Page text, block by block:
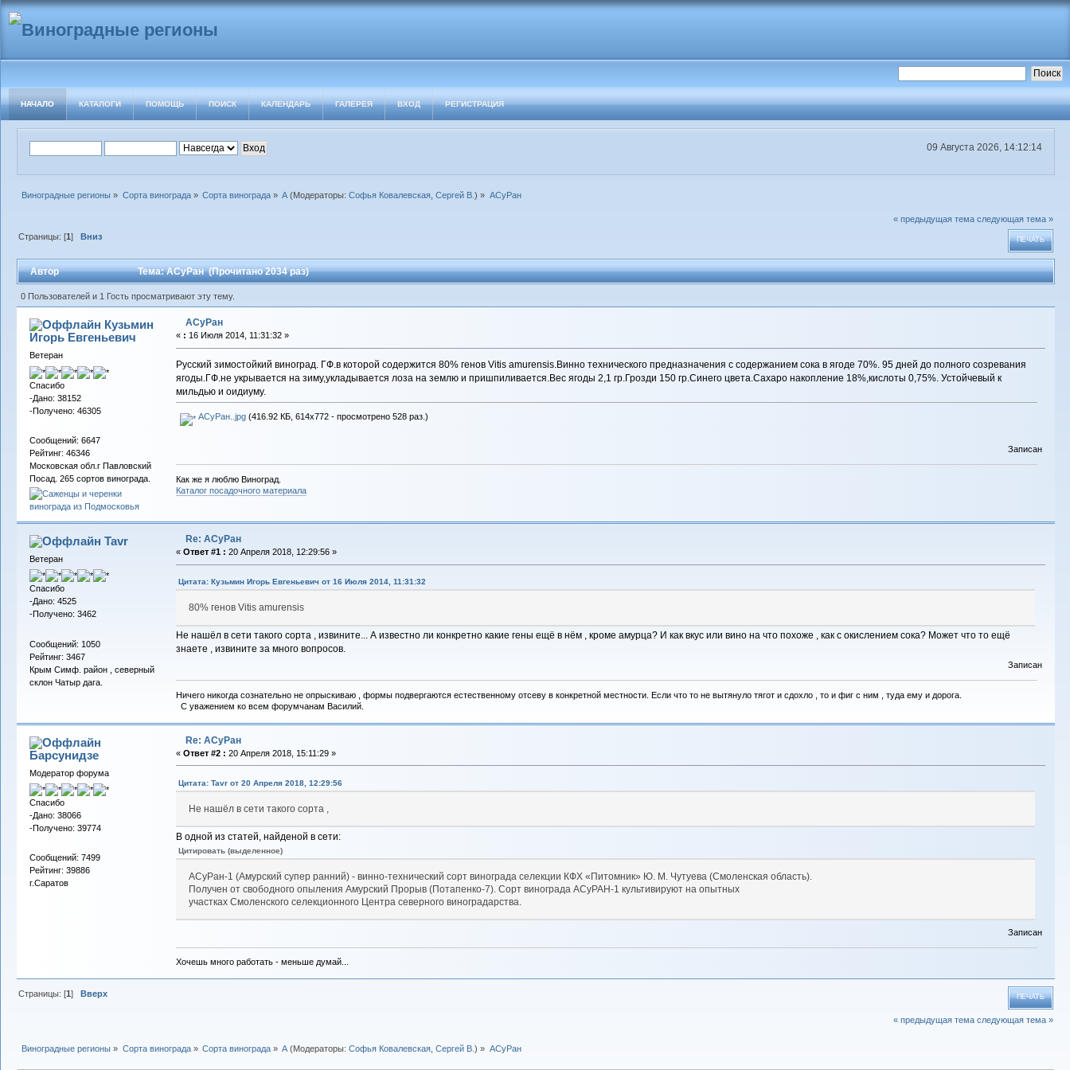
НАЧАЛО КАТАЛОГИ ПОМОЩЬ ПОИСК КАЛЕНДАРЬ ГАЛЕРЕЯ ВХОД РЕГИСТРАЦИЯ
09 Августа 2026, 14:12:14
Виноградные регионы » Сорта винограда» Сорта винограда» А (Модераторы:Софья Ковалевская,Сергей В.) » АСуРан
« предыдущая тема следующая тема »
ПЕЧАТЬ
Страницы: [1] Вниз
Автор Тема: АСуРан (Прочитано 2034 раз)
0 Пользователей и 1 Гость просматривают эту тему.
Кузьмин
Игорь Евгеньевич
Ветеран
Спасибо
-Дано: 38152
-Получено: 46305
Сообщений: 6647
Рейтинг: 46346
Московская обл.г Павловский
Посад. 265 сортов винограда.
АСуРан
« : 16 Июля 2014, 11:31:32 »
Русский зимостойкий виноград. ГФ.в которой содержится 80% генов Vitis amurensis.Винно технического предназначения с содержанием сока в ягоде 70%. 95 дней до полного созревания
ягоды.ГФ.не укрывается на зиму,укладывается лоза на землю и пришпиливается.Вес ягоды 2,1 гр.Грозди 150 гр.Синего цвета.Сахаро накопление 18%,кислоты 0,75%. Устойчевый к
мильдью и оидиуму.
АСуРан..jpg(416.92 КБ, 614x772 - просмотрено 528 раз.)
Записан
Как же я люблю Виноград.
Каталог посадочного материала
Tavr
Ветеран
Спасибо
-Дано: 4525
-Получено: 3462
Сообщений: 1050
Рейтинг: 3467
Крым Симф. район , северный
склон Чатыр дага.
Re: АСуРан
« Ответ #1 : 20 Апреля 2018, 12:29:56 »
Цитата: Кузьмин Игорь Евгеньевич от 16 Июля 2014, 11:31:32
80% генов Vitis amurensis
Не нашёл в сети такого сорта , извините... А известно ли конкретно какие гены ещё в нём , кроме амурца? И как вкус или вино на что похоже , как с окислением сока? Может что то ещё
знаете , извините за много вопросов.
Записан
Ничего никогда сознательно не опрыскиваю , формы подвергаются естественному отсеву в конкретной местности. Если что то не вытянуло тягот и сдохло , то и фиг с ним , туда ему и дорога.
С уважением ко всем форумчанам Василий.
Барсунидзе
Модератор форума
Спасибо
-Дано: 38066
-Получено: 39774
Сообщений: 7499
Рейтинг: 39886
г.Саратов
Re: АСуРан
« Ответ #2 : 20 Апреля 2018, 15:11:29 »
Цитата: Tavr от 20 Апреля 2018, 12:29:56
Не нашёл в сети такого сорта ,
В одной из статей, найденой в сети:
Цитировать (выделенное)
АСуРан-1 (Амурский супер ранний) - винно-технический сорт винограда селекции КФХ «Питомник» Ю. М. Чутуева (Смоленская область).
Получен от свободного опыления Амурский Прорыв (Потапенко-7). Сорт винограда АСуРАН-1 культивируют на опытных
участках Смоленского селекционного Центра северного виноградарства.
Записан
Хочешь много работать - меньше думай...
ПЕЧАТЬ
Страницы: [1] Вверх
« предыдущая тема следующая тема »
Виноградные регионы » Сорта винограда» Сорта винограда» А (Модераторы:Софья Ковалевская ,Сергей В.) » АСуРан